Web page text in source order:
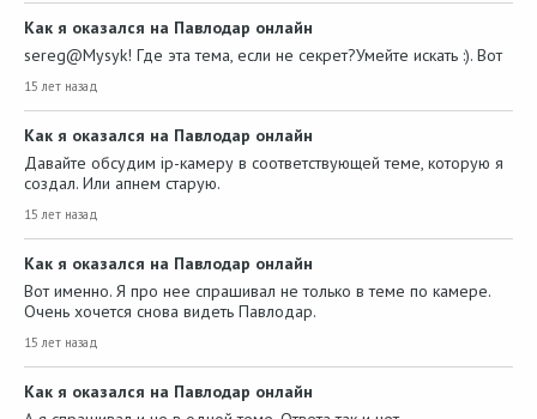
Как я оказался на Павлодар онлайн
sereg@Mysyk! Где эта тема, если не секрет?Умейте искать :). Вот
15 лет назад
Как я оказался на Павлодар онлайн
Давайте обсудим ip-камеру в соответствующей теме, которую я
создал. Или апнем старую.
15 лет назад
Как я оказался на Павлодар онлайн
Вот именно. Я про нее спрашивал не только в теме по камере.
Очень хочется снова видеть Павлодар.
15 лет назад
Как я оказался на Павлодар онлайн